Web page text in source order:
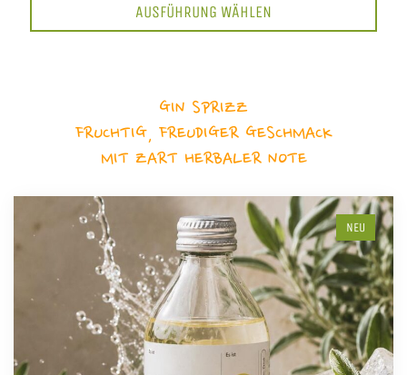
AUSFÜHRUNG WÄHLEN
GIN SPRIZZ
FRUCHTIG, FREUDIGER GESCHMACK
MIT ZART HERBALER NOTE
NEU